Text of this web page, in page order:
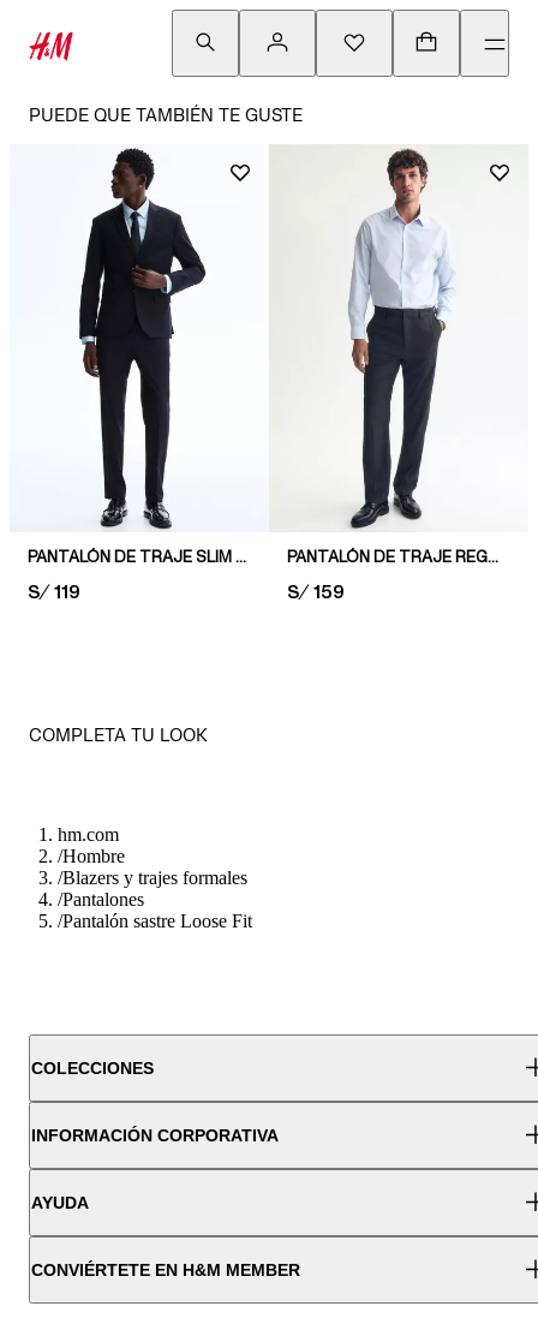
PUEDE QUE TAMBIÉN TE GUSTE
PANTALÓN DE TRAJE SLIM FIT
PRICE:
S/ 119
PANTALÓN DE TRAJE REGULAR FIT
PRICE:
S/ 159
COMPLETA TU LOOK
hm.com
/Hombre
/Blazers y trajes formales
/Pantalones
/Pantalón sastre Loose Fit
COLECCIONES
INFORMACIÓN CORPORATIVA
AYUDA
CONVIÉRTETE EN H&M MEMBER